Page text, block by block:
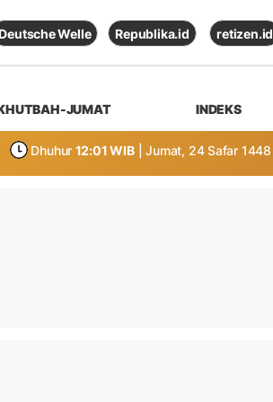
Deutsche Welle Republika.id retizen.id
JUMAT INDEKS
Dhuhur 12:01 WIB | Jumat, 24 Safar 1448